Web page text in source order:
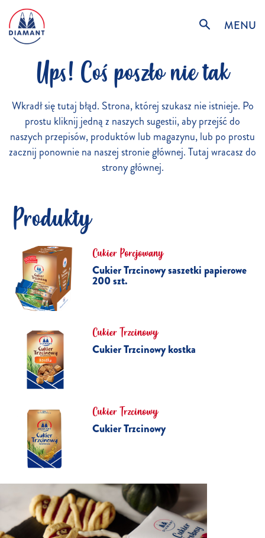
MENU
Ups! Coś poszło nie tak
Wkradł się tutaj błąd. Strona, której szukasz nie istnieje. Po
prostu kliknij jedną z naszych sugestii, aby przejść do
naszych przepisów, produktów lub magazynu, lub po prostu
zacznij ponownie na naszej stronie głównej. Tutaj wracasz do
strony głównej.
Produkty
Cukier Porcjowany
Cukier Trzcinowy saszetki papierowe
200 szt.
Cukier Trzcinowy
Cukier Trzcinowy kostka
Cukier Trzcinowy
Cukier Trzcinowy